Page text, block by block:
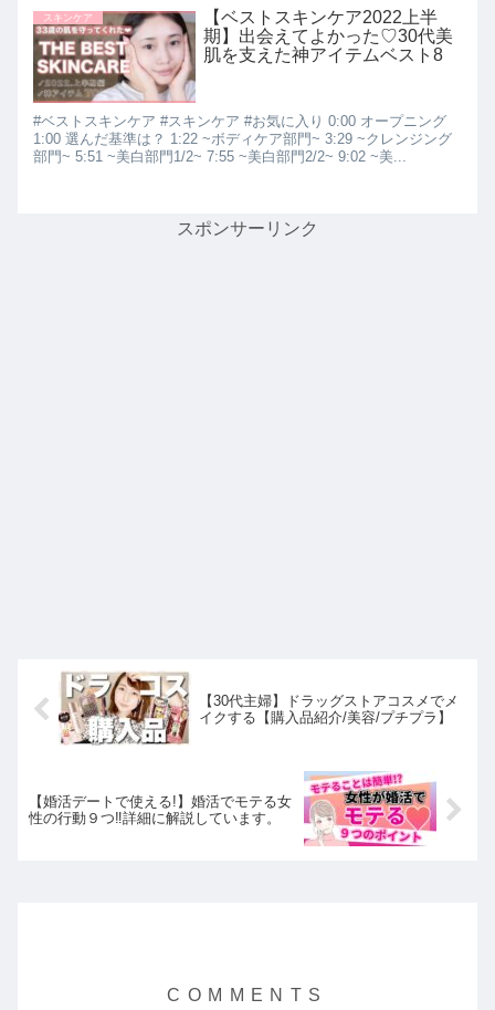
スキンケア
【ベストスキンケア2022上半
期】出会えてよかった♡30代美
肌を支えた神アイテムベスト8
#ベストスキンケア #スキンケア #お気に入り 0:00 オープニング
1:00 選んだ基準は？ 1:22 ~ボディケア部門~ 3:29 ~クレンジング
部門~ 5:51 ~美白部門1/2~ 7:55 ~美白部門2/2~ 9:02 ~美...
スポンサーリンク
【30代主婦】ドラッグストアコスメでメ
イクする【購入品紹介/美容/プチプラ】
【婚活デートで使える!】婚活でモテる女
性の行動９つ‼詳細に解説しています。